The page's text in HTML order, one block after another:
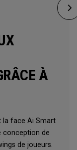
À
la face Ai Smart
conception de
de joueurs.